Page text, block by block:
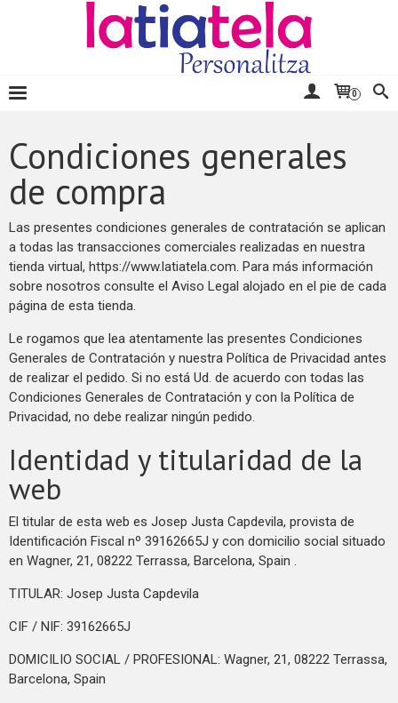
0
Condiciones generales
de compra
Las presentes condiciones generales de contratación se aplican
a todas las transacciones comerciales realizadas en nuestra
tienda virtual, https://www.latiatela.com. Para más información
sobre nosotros consulte el Aviso Legal alojado en el pie de cada
página de esta tienda.
Le rogamos que lea atentamente las presentes Condiciones
Generales de Contratación y nuestra Política de Privacidad antes
de realizar el pedido. Si no está Ud. de acuerdo con todas las
Condiciones Generales de Contratación y con la Política de
Privacidad, no debe realizar ningún pedido.
Identidad y titularidad de la
web
El titular de esta web es Josep Justa Capdevila, provista de
Identificación Fiscal nº 39162665J y con domicilio social situado
en Wagner, 21, 08222 Terrassa, Barcelona, Spain .
TITULAR: Josep Justa Capdevila
CIF / NIF: 39162665J
DOMICILIO SOCIAL / PROFESIONAL: Wagner, 21, 08222 Terrassa,
Barcelona, Spain